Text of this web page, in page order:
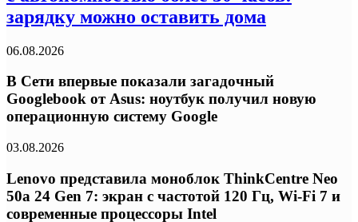
зарядку можно оставить дома
06.08.2026
В Сети впервые показали загадочный
Googlebook от Asus: ноутбук получил новую
операционную систему Google
03.08.2026
Lenovo представила моноблок ThinkCentre Neo
50a 24 Gen 7: экран с частотой 120 Гц, Wi-Fi 7 и
современные процессоры Intel